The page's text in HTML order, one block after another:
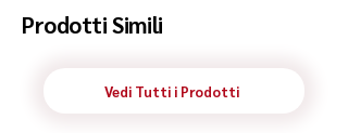
Prodotti Simili
Vedi Tutti i Prodotti